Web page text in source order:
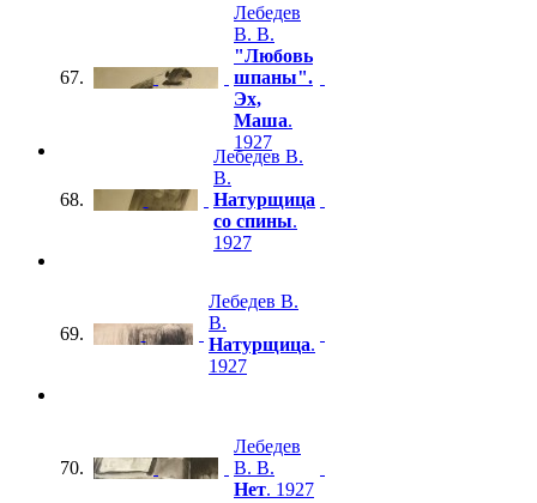
67.
Лебедев
В. В.
"Любовь
шпаны".
Эх,
Маша.
1927
68.
Лебедев В.
В.
Натурщица
со спины.
1927
69.
Лебедев В.
В.
Натурщица.
1927
70.
Лебедев
В. В.
Нет. 1927